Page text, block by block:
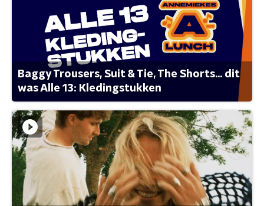
Baggy Trousers, Suit & Tie, The Shorts... dit
was Alle 13: Kledingstukken